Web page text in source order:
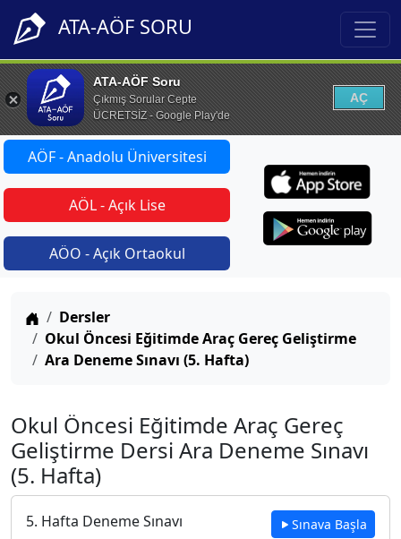
ATA-AÖF SORU
ATA-AÖF Soru
Çıkmış Sorular Cepte
ÜCRETSİZ - Google Play'de
AÇ
AÖF - Anadolu Üniversitesi
AÖL - Açık Lise
AÖO - Açık Ortaokul
Anasayfa
Dersler
Okul Öncesi Eğitimde Araç Gereç Geliştirme
Ara Deneme Sınavı (5. Hafta)
Okul Öncesi Eğitimde Araç Gereç
Geliştirme Dersi Ara Deneme Sınavı
(5. Hafta)
5. Hafta Deneme Sınavı Sınava Başla